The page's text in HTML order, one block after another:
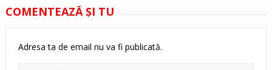
COMENTEAZĂ ŞI TU
Adresa ta de email nu va fi publicată.